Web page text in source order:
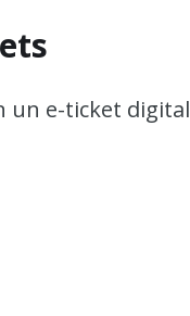
un e-ticket digital